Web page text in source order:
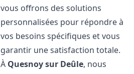
vous offrons des solutions
personnalisées pour répondre à
vos besoins spécifiques et vous
garantir une satisfaction totale.
À Quesnoy sur Deûle, nous